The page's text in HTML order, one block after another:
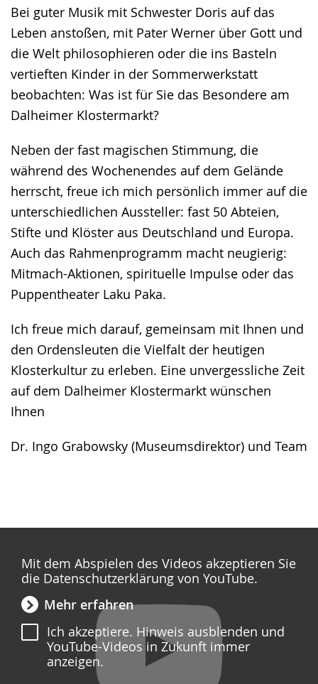
Bei guter Musik mit Schwester Doris auf das
Leben anstoßen, mit Pater Werner über Gott und
die Welt philosophieren oder die ins Basteln
vertieften Kinder in der Sommerwerkstatt
beobachten: Was ist für Sie das Besondere am
Dalheimer Klostermarkt?
Neben der fast magischen Stimmung, die
während des Wochenendes auf dem Gelände
herrscht, freue ich mich persönlich immer auf die
unterschiedlichen Aussteller: fast 50 Abteien,
Stifte und Klöster aus Deutschland und Europa.
Auch das Rahmenprogramm macht neugierig:
Mitmach-Aktionen, spirituelle Impulse oder das
Puppentheater Laku Paka.
Ich freue mich darauf, gemeinsam mit Ihnen und
den Ordensleuten die Vielfalt der heutigen
Klosterkultur zu erleben. Eine unvergessliche Zeit
auf dem Dalheimer Klostermarkt wünschen
Ihnen
Dr. Ingo Grabowsky (Museumsdirektor) und Team
Gebärdensprache
wird
angezeigt.
Mit dem Abspielen des Videos akzeptieren Sie
die Datenschutzerklärung von YouTube.
Mehr erfahren
Ich akzeptiere. Hinweis ausblenden und
YouTube-Videos in Zukunft immer
anzeigen.